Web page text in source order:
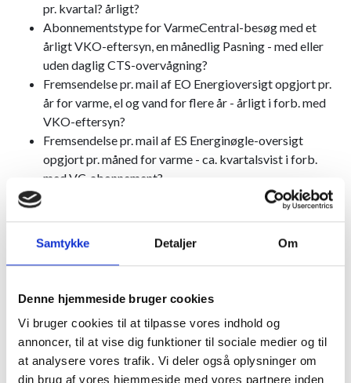
Samtykke Detaljer Om
Denne hjemmeside bruger cookies
Vi bruger cookies til at tilpasse vores indhold og
annoncer, til at vise dig funktioner til sociale medier og til
at analysere vores trafik. Vi deler også oplysninger om
din brug af vores hjemmeside med vores partnere inden
pr. kvartal? årligt?
Abonnementstype for VarmeCentral-besøg med et
årligt VKO-eftersyn, en månedlig Pasning - med eller
uden daglig CTS-overvågning?
Fremsendelse pr. mail af EO Energioversigt opgjort pr.
år for varme, el og vand for flere år - årligt i forb. med
VKO-eftersyn?
Fremsendelse pr. mail af ES Energinøgle-oversigt
opgjort pr. måned for varme - ca. kvartalsvist i forb.
med VC-abonnement?
Fremsendelse pr. mail af ES Energinøgle-oversigt
opgjort pr. måned for el og vand (evt.) - med interval i
GD Graddageprognose energistyring ES- eller EO-
på grafer efter månedens/ årets registrerede graddage
- i forb. med VC-abonnement?
VP Vejrprognose energistyring, regulering af
fremløbstemperaturen efter de faktiske vejrforhold - i
forb. med VC-abonnement?​